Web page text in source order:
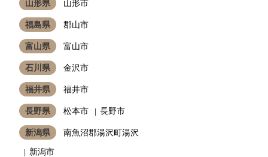
山形県 山形市
福島県 郡山市
富山県 富山市
石川県 金沢市
福井県 福井市
長野県 松本市 長野市
新潟県
南魚沼郡湯沢町湯沢
新潟市